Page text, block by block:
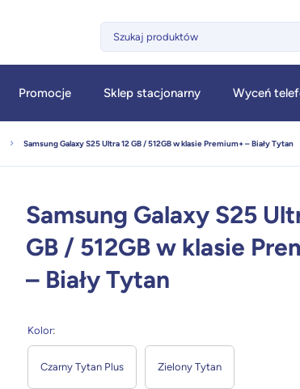
Promocje Sklep stacjonarny Wyceń
Samsung Galaxy S25 Ultra 12 GB / 512GB w klasie Premium+ – Biały Tytan
Samsung Galaxy S25
GB / 512GB w klasie
– Biały Tytan
Kolor:
Czarny Tytan Plus Zielony Tytan